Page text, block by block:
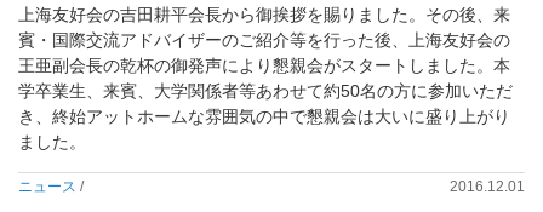
上海友好会の吉田耕平会長から御挨拶を賜りました。その後、来
賓・国際交流アドバイザーのご紹介等を行った後、上海友好会の
王亜副会長の乾杯の御発声により懇親会がスタートしました。本
学卒業生、来賓、大学関係者等あわせて約50名の方に参加いただ
き、終始アットホームな雰囲気の中で懇親会は大いに盛り上がり
ました。
ニュース / 2016.12.01